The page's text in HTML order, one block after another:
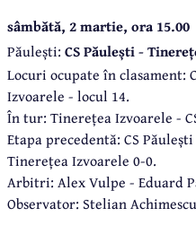
sâmbătă, 2 martie, ora 15.00
Păulești: CS Păulești -
Locuri ocupate în clasament:
Izvoarele - locul 14.
În tur: Tinerețea Izvoarele -
Etapa precedentă: CS
Tinerețea Izvoarele 0-0.
Arbitri: Alex Vulpe - Eduard
Observator: Stelian